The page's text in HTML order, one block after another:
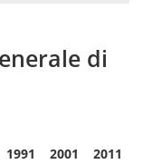
di
1991 2001 2011